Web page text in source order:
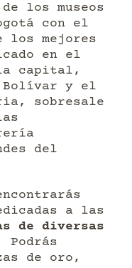
los museos
con el
los mejores
en el
capital,
Bolívar y el
sobresale
del
a las
de diversas
Podrás
de oro,